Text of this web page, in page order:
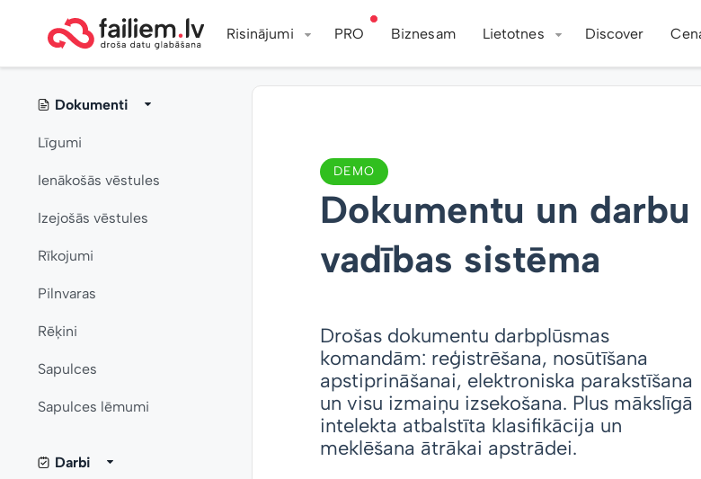
Risinājumi PRO Biznesam Lietotnes Discover
Dokumenti
Līgumi
Ienākošās vēstules
Izejošās vēstules
Rīkojumi
Pilnvaras
Rēķini
Sapulces
Sapulces lēmumi
Darbi
DEMO
Dokumentu un darbu
vadības sistēma
Drošas dokumentu darbplūsmas
komandām: reģistrēšana, nosūtīšana
apstiprināšanai, elektroniska parakstīšana
un visu izmaiņu izsekošana. Plus mākslīgā
intelekta atbalstīta klasifikācija un
meklēšana ātrākai apstrādei.